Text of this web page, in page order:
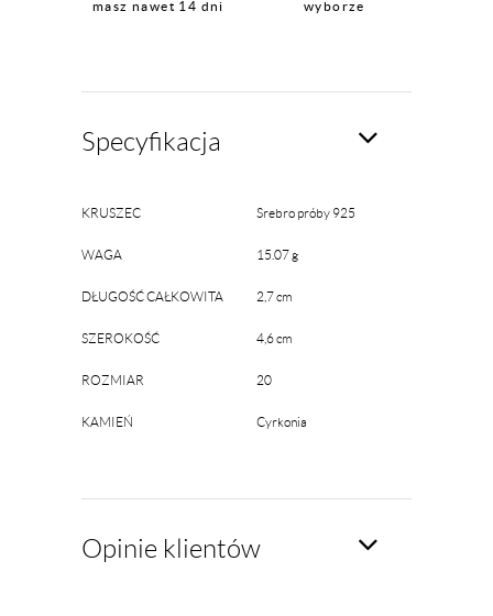
masz nawet 14 dni
wyborze
Specyfikacja
KRUSZEC Srebro próby 925
WAGA 15.07 g
DŁUGOŚĆ CAŁKOWITA 2,7 cm
SZEROKOŚĆ 4,6 cm
ROZMIAR 20
KAMIEŃ Cyrkonia
Opinie klientów